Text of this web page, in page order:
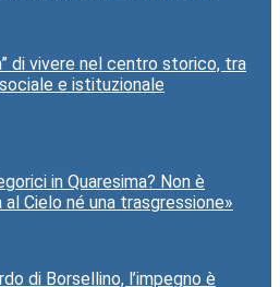
di vivere nel centro storico, tra
e istituzionale
in Quaresima? Non è
al Cielo né una trasgressione»
di Borsellino, l’impegno è